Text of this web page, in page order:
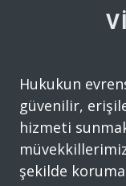
Hukukun
güvenilir,
hizmeti
şekilde